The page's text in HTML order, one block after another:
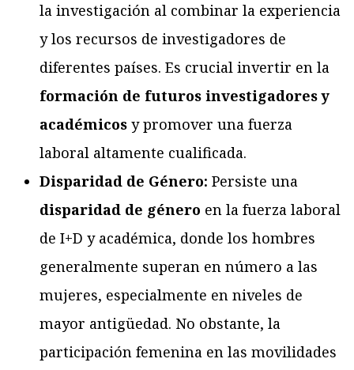
la investigación al combinar la experiencia
y los recursos de investigadores de
diferentes países. Es crucial invertir en la
formación de futuros investigadores y
académicos y promover una fuerza
laboral altamente cualificada.
Disparidad de Género: Persiste una
disparidad de género en la fuerza laboral
de I+D y académica, donde los hombres
generalmente superan en número a las
mujeres, especialmente en niveles de
mayor antigüedad. No obstante, la
participación femenina en las movilidades